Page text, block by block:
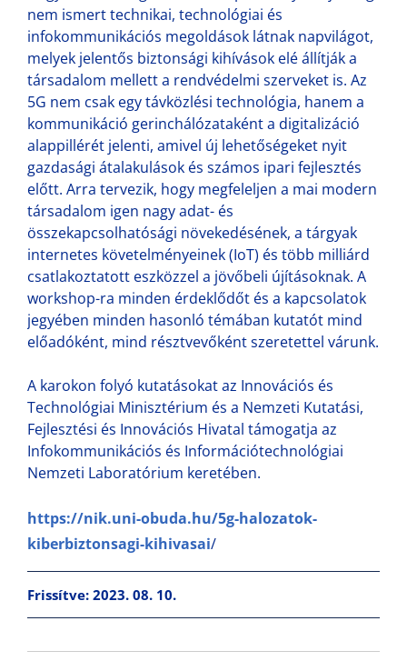
nem ismert technikai, technológiai és
infokommunikációs megoldások látnak napvilágot,
melyek jelentős biztonsági kihívások elé állítják a
társadalom mellett a rendvédelmi szerveket is. Az
5G nem csak egy távközlési technológia, hanem a
kommunikáció gerinchálózataként a digitalizáció
alappillérét jelenti, amivel új lehetőségeket nyit
gazdasági átalakulások és számos ipari fejlesztés
előtt. Arra tervezik, hogy megfeleljen a mai modern
társadalom igen nagy adat- és
összekapcsolhatósági növekedésének, a tárgyak
internetes követelményeinek (IoT) és több milliárd
csatlakoztatott eszközzel a jövőbeli újításoknak. A
workshop-ra minden érdeklődőt és a kapcsolatok
jegyében minden hasonló témában kutatót mind
előadóként, mind résztvevőként szeretettel várunk.
A karokon folyó kutatásokat az Innovációs és
Technológiai Minisztérium és a Nemzeti Kutatási,
Fejlesztési és Innovációs Hivatal támogatja az
Infokommunikációs és Információtechnológiai
Nemzeti Laboratórium keretében.
https://nik.uni-obuda.hu/5g-halozatok-
kiberbiztonsagi-kihivasai/
Frissítve: 2023. 08. 10.